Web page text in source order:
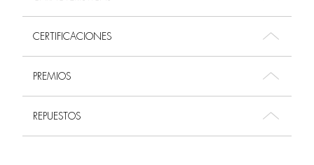
CERTIFICACIONES
PREMIOS
REPUESTOS